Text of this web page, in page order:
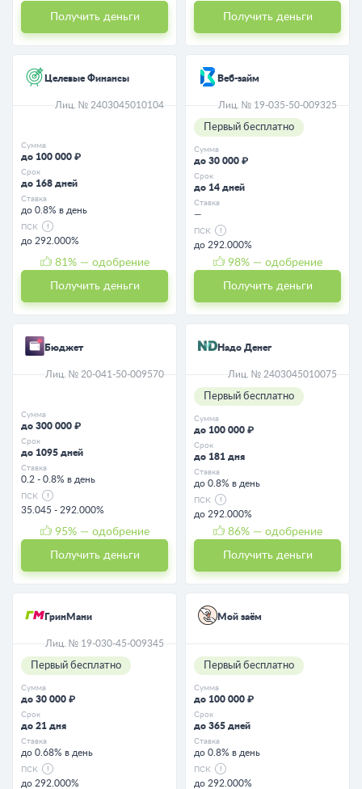
Получить деньги Получить деньги
Целевые Финансы
Лиц. № 2403045010104
Сумма
до 100 000 ₽
Срок
до 168 дней
Ставка
до 0.8% в день
ПСК
до 292.000%
81 % — одобрение
Получить деньги
Веб-займ
Лиц. № 19-035-50-009325
Первый бесплатно
Сумма
до 30 000 ₽
Срок
до 14 дней
Ставка
—
ПСК
до 292.000%
98% — одобрение
Получить деньги
Бюджет
Лиц. № 20-041-50-009570
Сумма
до 300 000 ₽
Срок
до 1095 дней
Ставка
0.2 - 0.8% в день
ПСК
35.045 - 292.000%
95% — одобрение
Получить деньги
Надо Денег
Лиц. № 2403045010075
Первый бесплатно
Сумма
до 100 000 ₽
Срок
до 181 дня
Ставка
до 0.8% в день
ПСК
до 292.000%
86% — одобрение
Получить деньги
ГринМани
Лиц. № 19-030-45-009345
Первый бесплатно
Сумма
до 30 000 ₽
Срок
до 21 дня
Ставка
до 0.68% в день
ПСК
до 292.000%
Мой заём
Первый бесплатно
Сумма
до 100 000 ₽
Срок
до 365 дней
Ставка
до 0.8% в день
ПСК
до 292.000%